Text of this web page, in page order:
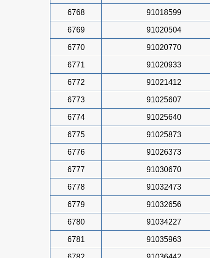
6768 91018599
6769 91020504
6770 91020770
6771 91020933
6772 91021412
6773 91025607
6774 91025640
6775 91025873
6776 91026373
6777 91030670
6778 91032473
6779 91032656
6780 91034227
6781 91035963